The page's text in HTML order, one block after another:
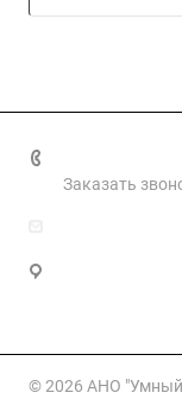
Заказать
© 2026 АНО